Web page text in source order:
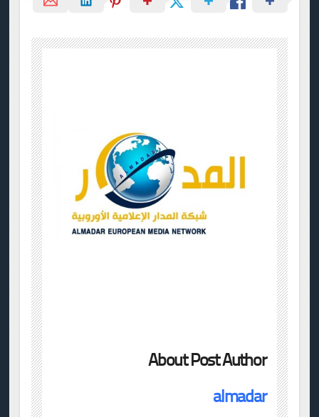
About Post Author
almadar